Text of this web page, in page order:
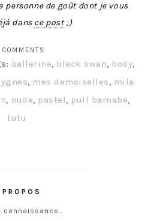
personne de goût dont je vous
dans ce post;)
ballerine, black swan, body,
, mes demoiselles, mila
, nude, pastel, pull barnabe,
tutu
connaissance…